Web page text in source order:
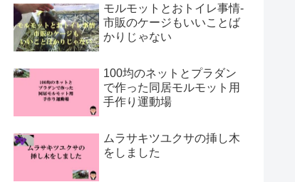
モルモットとおトイレ事情-
市販のケージもいいことば
かりじゃない
100均のネットとプラダン
で作った同居モルモット用
手作り運動場
ムラサキツユクサの挿し木
をしました